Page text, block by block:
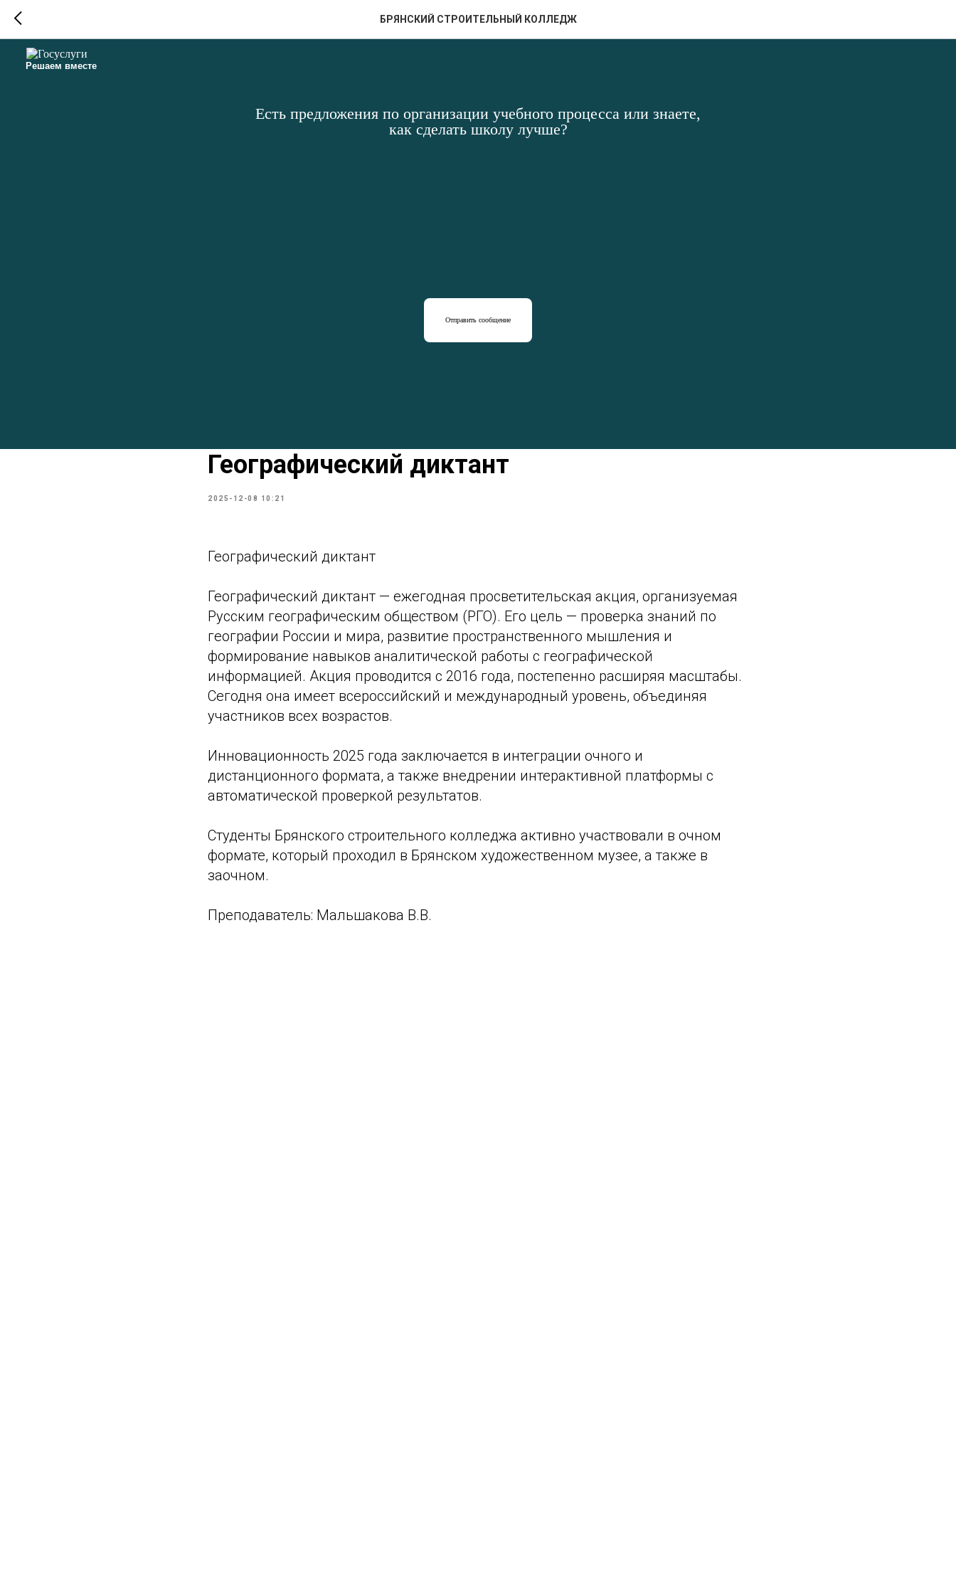
Решаем вместе
Есть предложения по организации учебного процесса или знаете,
как сделать школу лучше?
Отправить сообщение
БРЯНСКИЙ СТРОИТЕЛЬНЫЙ КОЛЛЕДЖ
Географический диктант
2025-12-08 10:21
Географический диктант
Географический диктант — ежегодная просветительская акция, организуемая
Русским географическим обществом (РГО). Его цель — проверка знаний по
географии России и мира, развитие пространственного мышления и
формирование навыков аналитической работы с географической
информацией. Акция проводится с 2016 года, постепенно расширяя масштабы.
Сегодня она имеет всероссийский и международный уровень, объединяя
участников всех возрастов.
Инновационность 2025 года заключается в интеграции очного и
дистанционного формата, а также внедрении интерактивной платформы с
автоматической проверкой результатов.
Студенты Брянского строительного колледжа активно участвовали в очном
формате, который проходил в Брянском художественном музее, а также в
заочном.
Преподаватель: Мальшакова В.В.